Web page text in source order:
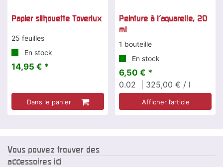
Papier silhouette Toverlux
25 feuilles
En stock
14,95 € *
Dans le panier
Peinture à l'aquarelle, 20
ml
1 bouteille
En stock
6,50 € *
0.02
| 325,00 € / l
Afficher l’article
Vous pouvez trouver des
accessoires ici